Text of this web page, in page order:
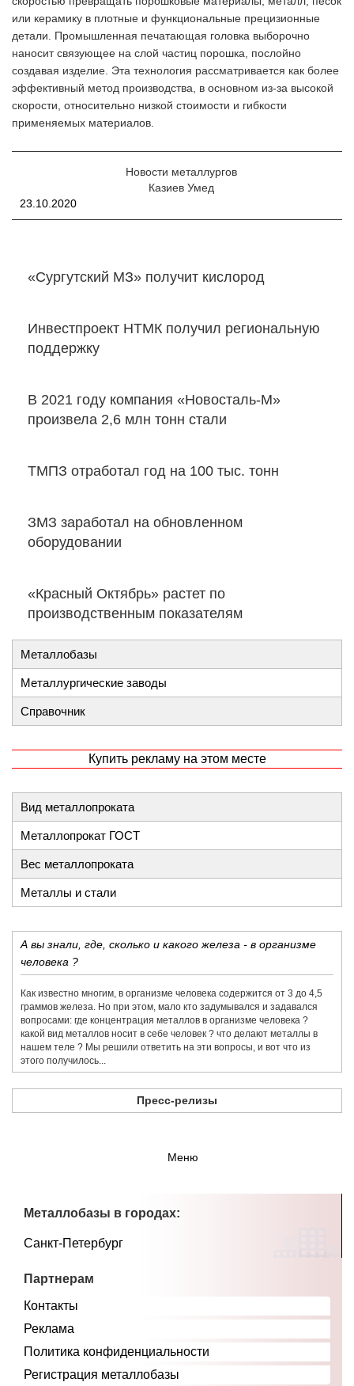
или керамику в плотные и функциональные прецизионные
детали. Промышленная печатающая головка выборочно
наносит связующее на слой частиц порошка, послойно
создавая изделие. Эта технология рассматривается как более
эффективный метод производства, в основном из-за высокой
скорости, относительно низкой стоимости и гибкости
применяемых материалов.
Новости металлургов
Казиев Умед
23.10.2020
«Сургутский МЗ» получит кислород
Инвестпроект НТМК получил региональную
поддержку
В 2021 году компания «Новосталь-М»
произвела 2,6 млн тонн стали
ТМПЗ отработал год на 100 тыс. тонн
ЗМЗ заработал на обновленном
оборудовании
«Красный Октябрь» растет по
производственным показателям
Металлобазы
Металлургические заводы
Справочник
Купить рекламу на этом месте
Вид металлопроката
Металлопрокат ГОСТ
Вес металлопроката
Металлы и стали
А вы знали, где, сколько и какого железа - в организме
человека ?
Как известно многим, в организме человека содержится от 3 до 4,5
граммов железа. Но при этом, мало кто задумывался и задавался
вопросами: где концентрация металлов в организме человека ?
какой вид металлов носит в себе человек ? что делают металлы в
нашем теле ? Мы решили ответить на эти вопросы, и вот что из
этого получилось...
Пресс-релизы
Меню
Металлобазы в городах:
Санкт-Петербург
Партнерам
Контакты
Реклама
Политика конфиденциальности
Регистрация металлобазы